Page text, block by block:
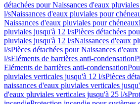
détachées pour Naissances d'eaux
l/sNaissances d'eaux pluviales pour
Naissances d'eaux pluviales pour chéneaux
pluviales jusqu'à 12 l/sPièces détachées
pluviales jusqu'à 12 l/sNaissances d'eaux
l/sPièces détachées pour Naissances
l/sEléments de barrières anti-condensation
Eléments de barrières anti-condensation
pluviales verticales jusqu'à 12 l/sPièces
naissances d'eaux pluviales verticales
d'eaux pluviales verticales jusqu'à 25 l/s